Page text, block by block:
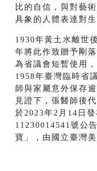
比的自信，與對藝
具象的人體表達對
1930年黃土水離世
年將此作致贈予剛
為省議會短暫使用
1958年臺灣臨時省
師與家屬意外保存
見證下，張醫師後
於2023年2月14日
11230014541號公
寶」，由國立臺灣